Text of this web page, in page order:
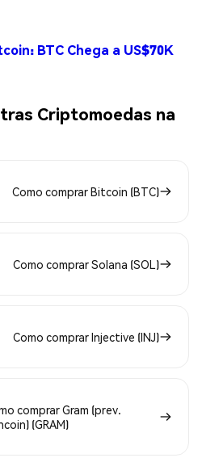
BTC Chega a US$70K
Criptomoedas na
Como comprar Bitcoin (BTC)
Como comprar Solana (SOL)
Como comprar Injective (INJ)
comprar Gram (prev.
(GRAM)